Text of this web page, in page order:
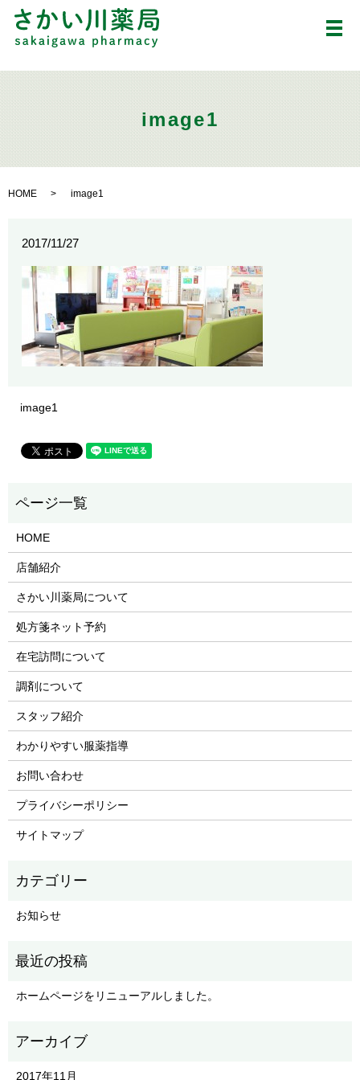
メ
image1
HOME image1
2017/11/27
image1
HOME
店舗紹介
さかい川薬局について
処方箋ネット予約
在宅訪問について
調剤について
スタッフ紹介
わかりやすい服薬指導
お問い合わせ
プライバシーポリシー
サイトマップ
お知らせ
ホームページをリニューアルしました。
2017年11月